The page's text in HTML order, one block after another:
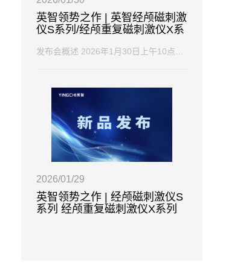
英智领势之作 | 英智经颅磁刺激
仪S系列/经颅重复磁刺激仪X系
2026/01/29
英智领势之作 | 经颅磁刺激仪S
系列 经颅重复磁刺激仪X系列